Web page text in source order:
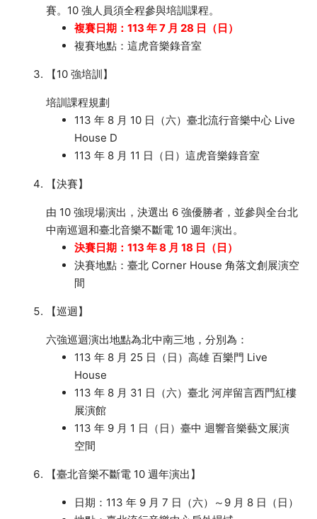
賽。10 強人員須全程參與培訓課程。
複賽日期：113 年 7 月 28 日（日）
複賽地點：這虎音樂錄音室
【10 強培訓】
培訓課程規劃
113 年 8 月 10 日（六）臺北流行音樂中心 Live
House D
113 年 8 月 11 日（日）這虎音樂錄音室
【決賽】
由 10 強現場演出，決選出 6 強優勝者，並參與全台北
中南巡迴和臺北音樂不斷電 10 週年演出。
決賽日期：113 年 8 月 18 日（日）
決賽地點：臺北 Corner House 角落文創展演空
間
【巡迴】
六強巡迴演出地點為北中南三地，分別為：
113 年 8 月 25 日（日）高雄 百樂門 Live
House
113 年 8 月 31 日（六）臺北 河岸留言西門紅樓
展演館
113 年 9 月 1 日（日）臺中 迴響音樂藝文展演
空間
【臺北音樂不斷電 10 週年演出】
日期：113 年 9 月 7 日（六）～9 月 8 日（日）